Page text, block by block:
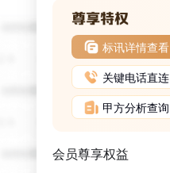
标讯详情查看
关键电话直连
甲方分析查询
会员尊享权益